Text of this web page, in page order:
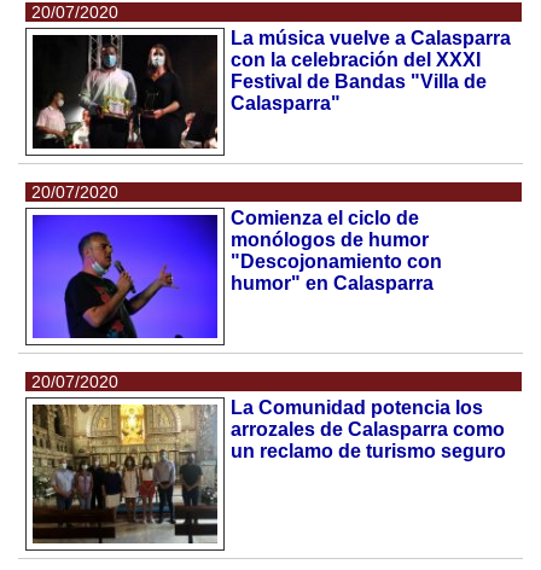
20/07/2020
La música vuelve a Calasparra
con la celebración del XXXI
Festival de Bandas "Villa de
Calasparra"
20/07/2020
Comienza el ciclo de
monólogos de humor
"Descojonamiento con
humor" en Calasparra
20/07/2020
La Comunidad potencia los
arrozales de Calasparra como
un reclamo de turismo seguro